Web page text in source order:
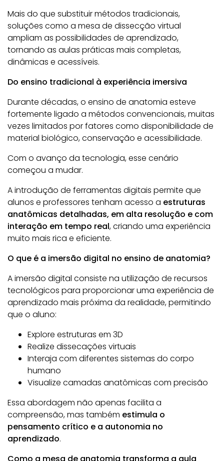
Mais do que substituir métodos tradicionais,
soluções como a mesa de dissecção virtual
ampliam as possibilidades de aprendizado,
tornando as aulas práticas mais completas,
dinâmicas e acessíveis.
Do ensino tradicional à experiência imersiva
Durante décadas, o ensino de anatomia esteve
fortemente ligado a métodos convencionais, muitas
vezes limitados por fatores como disponibilidade de
material biológico, conservação e acessibilidade.
Com o avanço da tecnologia, esse cenário
começou a mudar.
A introdução de ferramentas digitais permite que
alunos e professores tenham acesso a estruturas
anatômicas detalhadas, em alta resolução e com
interação em tempo real, criando uma experiência
muito mais rica e eficiente.
O que é a imersão digital no ensino de anatomia?
A imersão digital consiste na utilização de recursos
tecnológicos para proporcionar uma experiência de
aprendizado mais próxima da realidade, permitindo
que o aluno:
Explore estruturas em 3D
Realize dissecações virtuais
Interaja com diferentes sistemas do corpo
humano
Visualize camadas anatômicas com precisão
Essa abordagem não apenas facilita a
compreensão, mas também estimula o
pensamento crítico e a autonomia no
aprendizado.